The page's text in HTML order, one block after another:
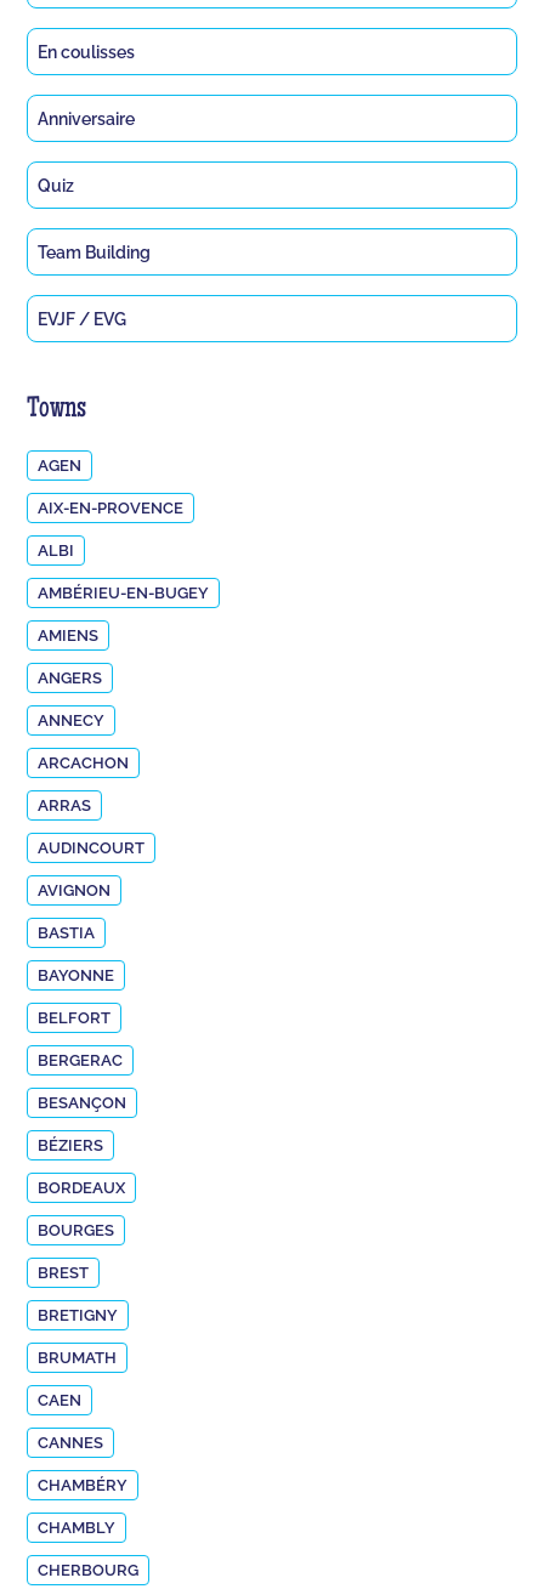
En coulisses
Anniversaire
Quiz
Team Building
EVJF / EVG
Towns
AGEN
AIX-EN-PROVENCE
ALBI
AMBÉRIEU-EN-BUGEY
AMIENS
ANGERS
ANNECY
ARCACHON
ARRAS
AUDINCOURT
AVIGNON
BASTIA
BAYONNE
BELFORT
BERGERAC
BESANÇON
BÉZIERS
BORDEAUX
BOURGES
BREST
BRETIGNY
BRUMATH
CAEN
CANNES
CHAMBÉRY
CHAMBLY
CHERBOURG